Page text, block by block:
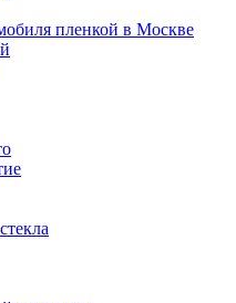
пленкой в Москве